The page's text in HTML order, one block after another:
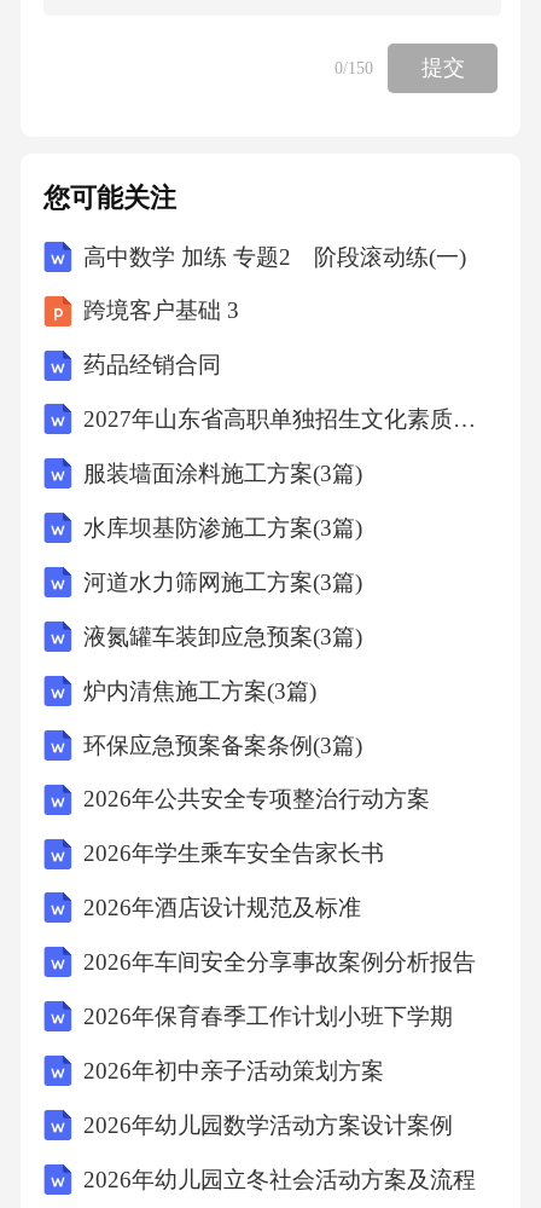
0/150 提交
您可能关注
高中数学 加练 专题2 阶段滚动练(一)
跨境客户基础 3
药品经销合同
2027年山东省高职单独招生文化素质全真仿真卷（中职考生专用）
服装墙面涂料施工方案(3篇)
水库坝基防渗施工方案(3篇)
河道水力筛网施工方案(3篇)
液氮罐车装卸应急预案(3篇)
炉内清焦施工方案(3篇)
环保应急预案备案条例(3篇)
2026年公共安全专项整治行动方案
2026年学生乘车安全告家长书
2026年酒店设计规范及标准
2026年车间安全分享事故案例分析报告
2026年保育春季工作计划小班下学期
2026年初中亲子活动策划方案
2026年幼儿园数学活动方案设计案例
2026年幼儿园立冬社会活动方案及流程